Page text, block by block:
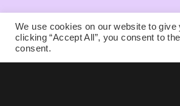
We use cookies on our website to
clicking “Accept All”, you consent to
consent.